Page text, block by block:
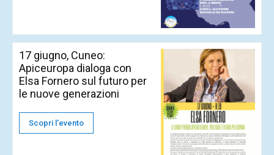
17 giugno, Cuneo:
Apiceuropa dialoga con
Elsa Fornero sul futuro per
le nuove generazioni
Scopri l'evento